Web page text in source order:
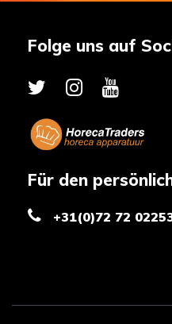
Folge uns auf
Für den
+31(0)72 72